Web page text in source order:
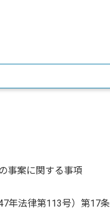
事案に関する事項
年法律第113号）第17